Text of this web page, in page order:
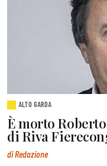
ALTO GARDA
È morto
di Riva
di Redazione